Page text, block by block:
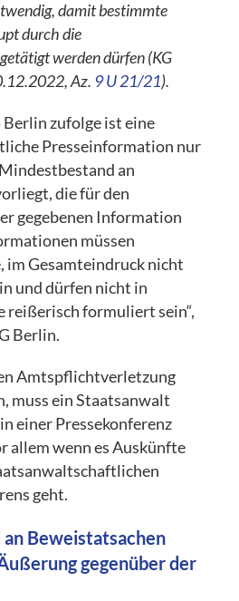
damit bestimmte
durch die
werden dürfen (KG
Az. 9 U 21/21).
zufolge ist eine
Presseinformation nur
an
die für den
gegebenen Information
müssen
im Gesamteindruck nicht
und dürfen nicht in
reißerisch formuliert sein“,
Berlin.
Amtspflichtverletzung
muss ein Staatsanwalt
einer Pressekonferenz
allem wenn es Auskünfte
geht.
Beweistatsachen
gegenüber der